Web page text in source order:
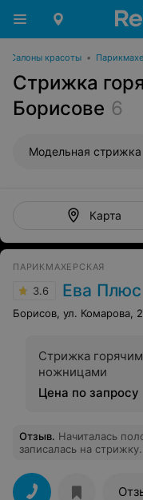
Салоны красоты •
Стрижка
Борисове 6
Модельная стрижка
Карта
ПАРИКМАХЕРСКАЯ
3.6 Ева Плюс
Борисов, ул. Комарова,
Стрижка
ножницами
Цена по запросу
Отзыв. Начиталась
записалась на
Никому не советую